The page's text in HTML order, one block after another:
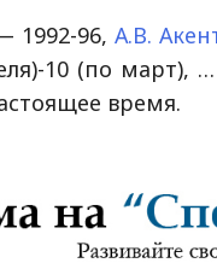
1992-96,А.В.
10 (по март),
время.